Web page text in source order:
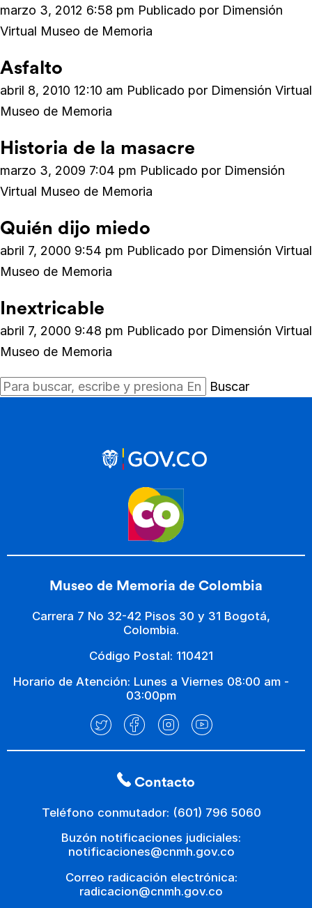
marzo 3, 2012 6:58 pm Publicado por Dimensión
Virtual Museo de Memoria
Asfalto
abril 8, 2010 12:10 am Publicado por Dimensión Virtual
Museo de Memoria
Historia de la masacre
marzo 3, 2009 7:04 pm Publicado por Dimensión
Virtual Museo de Memoria
Quién dijo miedo
abril 7, 2000 9:54 pm Publicado por Dimensión Virtual
Museo de Memoria
Inextricable
abril 7, 2000 9:48 pm Publicado por Dimensión Virtual
Museo de Memoria
Buscar
Museo de Memoria de Colombia
Carrera 7 No 32-42 Pisos 30 y 31 Bogotá,
Colombia.
Código Postal: 110421
Horario de Atención: Lunes a Viernes 08:00 am -
03:00pm
Contacto
Teléfono conmutador: (601) 796 5060
Buzón notificaciones judiciales:
notificaciones@cnmh.gov.co
Correo radicación electrónica:
radicacion@cnmh.gov.co